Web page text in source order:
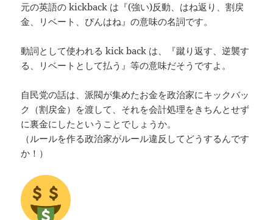
元の英語の kickback は『(強い)反動、はね返り、割戻
金、リベート、ぴんはね』の意味の名詞です。
動詞として使われる kick back は、『蹴り返す、逆襲す
る、リベートとして払う』等の意味だそうですよ。
自民党の話は、派閥が集めたお金を政治家にキックバッ
ク（割戻金）を渡して、それを会計処理をきちんとせず
に裏金にしたということでしょうか。
（ルールを作る政治家がルール違反してどうするんです
か！）